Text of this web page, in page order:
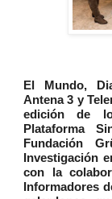
El Mundo,
Antena 3 y
edición de
Plataforma
Fundación
Investigación
con la
Informadores